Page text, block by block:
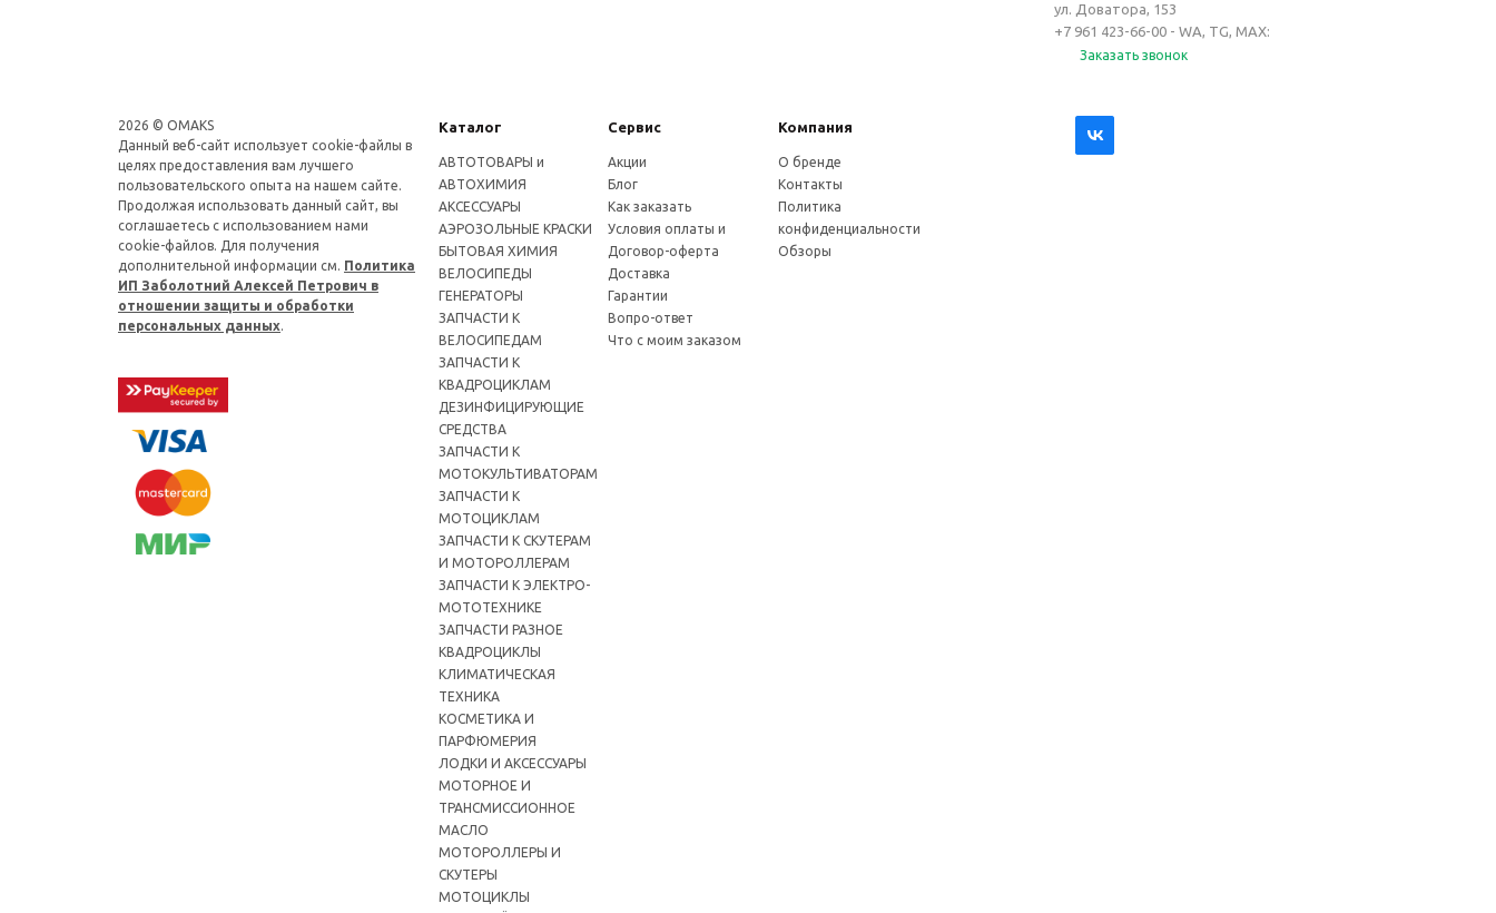
ул. Доватора, 153
+7 961 423-66-00 - WA, TG, MAX:
Заказать звонок
2026 © OMAKS
Данный веб-сайт использует cookie-файлы в
целях предоставления вам лучшего
пользовательского опыта на нашем сайте.
Продолжая использовать данный сайт, вы
соглашаетесь с использованием нами
cookie-файлов. Для получения
дополнительной информации см. Политика
ИП Заболотний Алексей Петрович в
отношении защиты и обработки
персональных данных.
Каталог Сервис Компания
АВТОТОВАРЫ и
АВТОХИМИЯ
АКСЕССУАРЫ
АЭРОЗОЛЬНЫЕ КРАСКИ
БЫТОВАЯ ХИМИЯ
ВЕЛОСИПЕДЫ
ГЕНЕРАТОРЫ
ЗАПЧАСТИ К
ВЕЛОСИПЕДАМ
ЗАПЧАСТИ К
КВАДРОЦИКЛАМ
ДЕЗИНФИЦИРУЮЩИЕ
СРЕДСТВА
ЗАПЧАСТИ К
МОТОКУЛЬТИВАТОРАМ
ЗАПЧАСТИ К
МОТОЦИКЛАМ
ЗАПЧАСТИ К СКУТЕРАМ
И МОТОРОЛЛЕРАМ
ЗАПЧАСТИ К ЭЛЕКТРО-
МОТОТЕХНИКЕ
ЗАПЧАСТИ РАЗНОЕ
КВАДРОЦИКЛЫ
КЛИМАТИЧЕСКАЯ
ТЕХНИКА
КОСМЕТИКА И
ПАРФЮМЕРИЯ
ЛОДКИ И АКСЕССУАРЫ
МОТОРНОЕ И
ТРАНСМИССИОННОЕ
МАСЛО
МОТОРОЛЛЕРЫ И
СКУТЕРЫ
МОТОЦИКЛЫ
Акции
Блог
Как заказать
Условия оплаты и
Договор-оферта
Доставка
Гарантии
Вопро-ответ
Что с моим заказом
О бренде
Контакты
Политика
конфиденциальности
Обзоры